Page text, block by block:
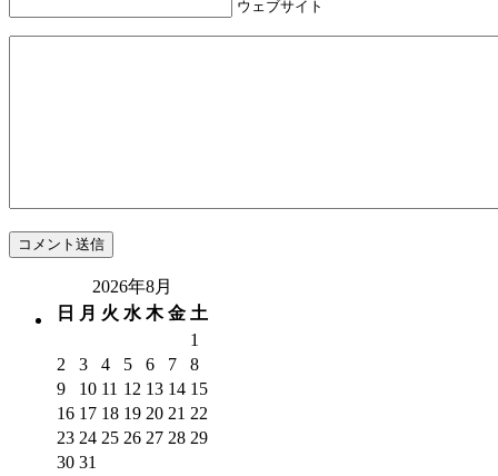
ウェブサイト
2026年8月
日
月 火 水 木 金 土
1
2
3 4 5 6 7
8
9
10 11 12 13 14 15
16 17 18 19 20 21 22
23 24 25 26 27 28 29
30 31